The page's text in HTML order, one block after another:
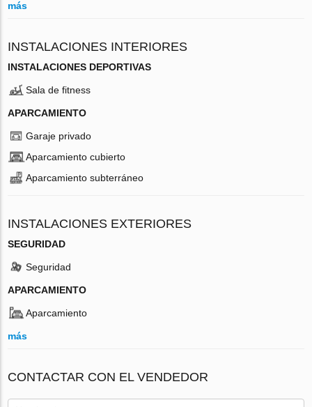
más
INSTALACIONES INTERIORES
INSTALACIONES DEPORTIVAS
Sala de fitness
APARCAMIENTO
Garaje privado
Aparcamiento cubierto
Aparcamiento subterráneo
INSTALACIONES EXTERIORES
SEGURIDAD
Seguridad
APARCAMIENTO
Aparcamiento
más
CONTACTAR CON EL VENDEDOR